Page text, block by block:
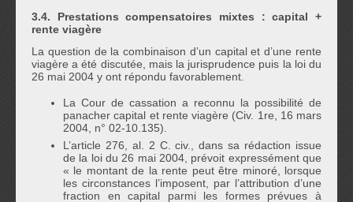
3.4. Prestations compensatoires mixtes : capital +
rente viagère
La question de la combinaison d’un capital et d’une rente
viagère a été discutée, mais la jurisprudence puis la loi du
26 mai 2004 y ont répondu favorablement.
La Cour de cassation a reconnu la possibilité de
panacher capital et rente viagère (Civ. 1re, 16 mars
2004, n° 02-10.135).
L’article 276, al. 2 C. civ., dans sa rédaction issue
de la loi du 26 mai 2004, prévoit expressément que
« le montant de la rente peut être minoré, lorsque
les circonstances l’imposent, par l’attribution d’une
fraction en capital parmi les formes prévues à